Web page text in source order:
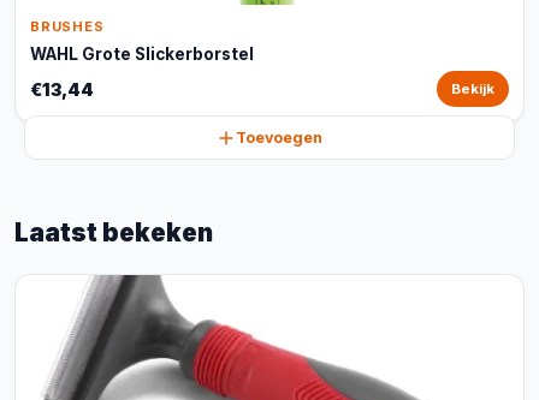
BRUSHES
WAHL Grote Slickerborstel
€13,44 Bekijk
Toevoegen
Laatst bekeken